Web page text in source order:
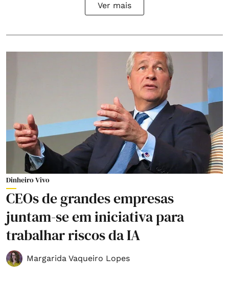
Ver mais
Dinheiro Vivo
CEOs de grandes empresas
juntam-se em iniciativa para
trabalhar riscos da IA
Margarida Vaqueiro Lopes